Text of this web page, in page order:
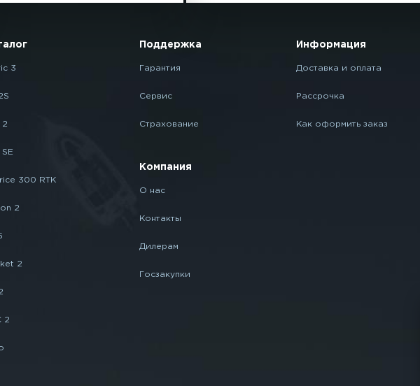
3
2
SE
300 RTK
2
2
2
Поддержка
Гарантия
Сервис
Страхование
Компания
О нас
Контакты
Дилерам
Госзакупки
Информация
Доставка и оплата
Рассрочка
Как оформить заказ